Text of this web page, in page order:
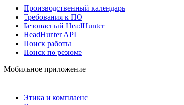
Производственный календарь
Требования к ПО
Безопасный HeadHunter
HeadHunter API
Поиск работы
Поиск по резюме
Мобильное приложение
Этика и комплаенс